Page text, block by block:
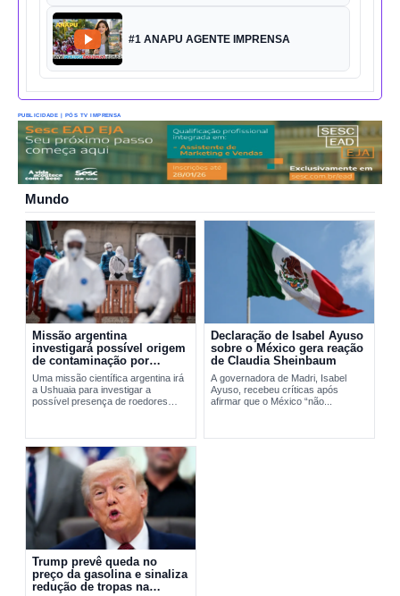
#1 ANAPU AGENTE IMPRENSA
PUBLICIDADE | PÓS TV IMPRENSA
Mundo
Missão argentina
investigará possível origem
de contaminação por
hantavírus em Ushuaia
Uma missão científica argentina irá
a Ushuaia para investigar a
possível presença de roedores
Declaração de Isabel Ayuso
sobre o México gera reação
de Claudia Sheinbaum
A governadora de Madri, Isabel
Ayuso, recebeu críticas após
afirmar que o México “não...
Trump prevê queda no
preço da gasolina e sinaliza
redução de tropas na